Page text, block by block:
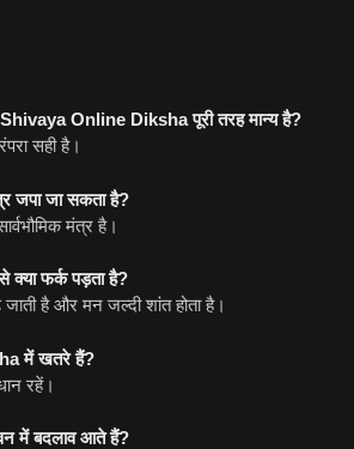
Online Diksha पूरी तरह मान्य है?
सही है।
जपा जा सकता है?
मंत्र है।
फर्क पड़ता है?
है और मन जल्दी शांत होता है।
में खतरे हैं?
रहें।
में बदलाव आते हैं?